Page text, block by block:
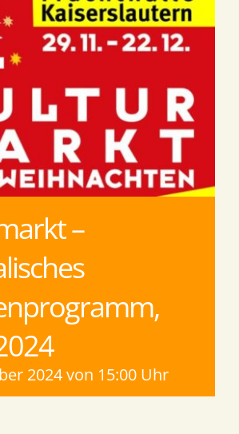
–
2024 von 15:00 Uhr